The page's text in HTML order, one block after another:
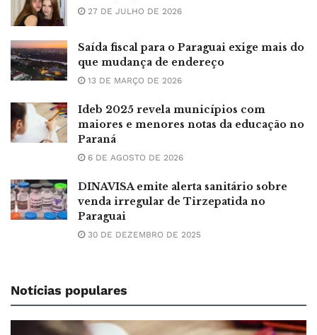
27 DE JULHO DE 2026
Saída fiscal para o Paraguai exige mais do
que mudança de endereço
13 DE MARÇO DE 2026
Ideb 2025 revela municípios com
maiores e menores notas da educação no
Paraná
6 DE AGOSTO DE 2026
DINAVISA emite alerta sanitário sobre
venda irregular de Tirzepatida no
Paraguai
30 DE DEZEMBRO DE 2025
Notícias populares